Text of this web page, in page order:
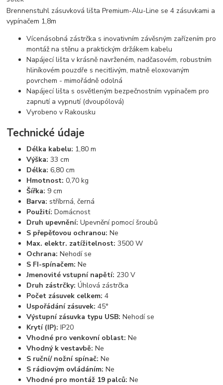
Brennenstuhl zásuvková lišta Premium-Alu-Line se 4 zásuvkami a
vypínačem 1,8m
Vícenásobná zástrčka s inovativním závěsným zařízením pro
montáž na stěnu a praktickým držákem kabelu
Napájecí lišta v krásně navrženém, nadčasovém, robustním
hliníkovém pouzdře s necitlivým, matně eloxovaným
povrchem - mimořádně odolná
Napájecí lišta s osvětleným bezpečnostním vypínačem pro
zapnutí a vypnutí (dvoupólová)
Vyrobeno v Rakousku
Technické údaje
Délka kabelu: 1,80 m
Výška: 33 cm
Délka: 6,80 cm
Hmotnost: 0,70 kg
Šířka: 9 cm
Barva: stříbrná, černá
Použití: Domácnost
Druh upevnění: Upevnění pomocí šroubů
S přepěťovou ochranou: Ne
Max. elektr. zatížitelnost: 3500 W
Ochrana: Nehodí se
S FI-spínačem: Ne
Jmenovité vstupní napětí: 230 V
Druh zástrčky: Úhlová zástrčka
Počet zásuvek celkem: 4
Uspořádání zásuvek: 45°
Výstupní zásuvka typu USB: Nehodí se
Krytí (IP): IP20
Vhodné pro venkovní oblast: Ne
Vhodný k vestavbě: Ne
S ruční/ nožní spínač: Ne
S rádiovým ovládáním: Ne
Vhodné pro montáž 19 palců: Ne